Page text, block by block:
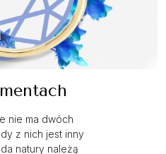
nie ma dwóch
z nich jest inny
natury należą